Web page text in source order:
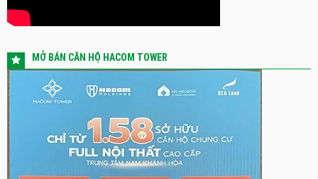
MỞ BÁN CĂN HỘ HACOM TOWER